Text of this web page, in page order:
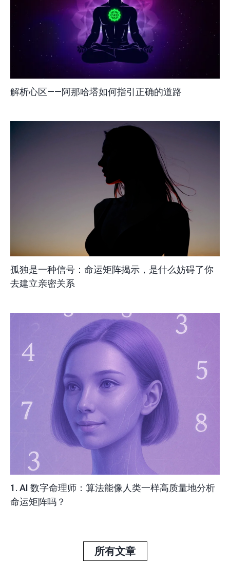
解析心区——阿那哈塔如何指引正确的道路
孤独是一种信号：命运矩阵揭示，是什么妨碍了你
去建立亲密关系
1. AI 数字命理师：算法能像人类一样高质量地分析
命运矩阵吗？
所有文章